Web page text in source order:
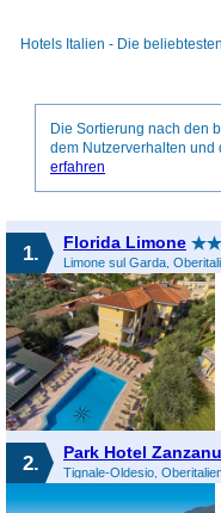
Hotels Italien - Die
Die Sortierung nach den
dem Nutzerverhalten und
erfahren
1. Florida Limone
2. Park Hotel Zanzanu